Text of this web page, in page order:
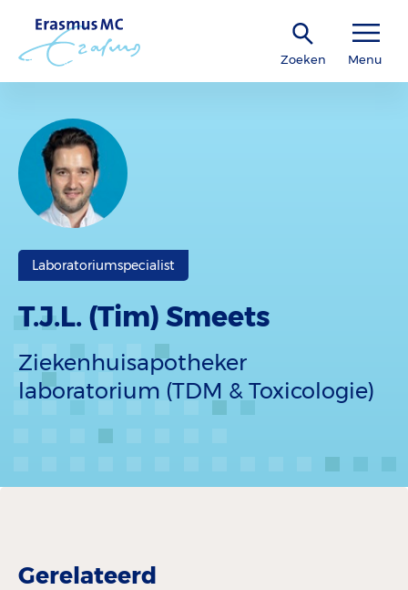
Zoeken Menu
Laboratoriumspecialist
T.J.L. (Tim) Smeets
Ziekenhuisapotheker
laboratorium (TDM & Toxicologie)
Gerelateerd